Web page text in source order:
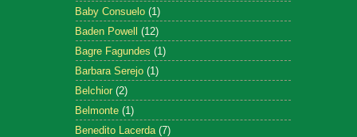
Baby Consuelo (1)
Baden Powell (12)
Bagre Fagundes (1)
Barbara Serejo (1)
Belchior (2)
Belmonte (1)
Benedito Lacerda (7)